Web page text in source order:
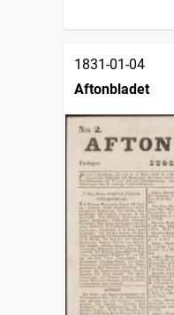
1831-01-04
Aftonbladet